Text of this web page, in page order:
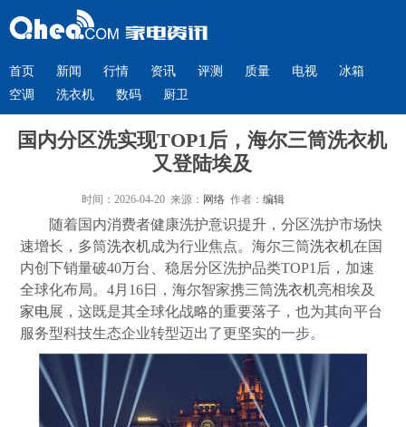
首页 新闻 行情 资讯 评测 质量 电视
冰箱
空调
洗衣机 数码 厨卫
国内分区洗实现TOP1后，海尔三筒洗衣机
又登陆埃及
时间：2026-04-20 来源： 网络作者： 编辑
随着国内消费者健康洗护意识提升，分区洗护市场快
速增长，多筒洗衣机成为行业焦点。海尔三筒洗衣机在国
内创下销量破40万台、稳居分区洗护品类TOP1后，加速
全球化布局。4月16日，海尔智家携三筒洗衣机亮相埃及
家电展，这既是其全球化战略的重要落子，也为其向平台
服务型科技生态企业转型迈出了更坚实的一步。